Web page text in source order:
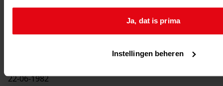
Ja, dat is prima
Instellingen beheren
Datering:
Beschrijving:
Het plaatsen van een buitenportaal
22-06-1982